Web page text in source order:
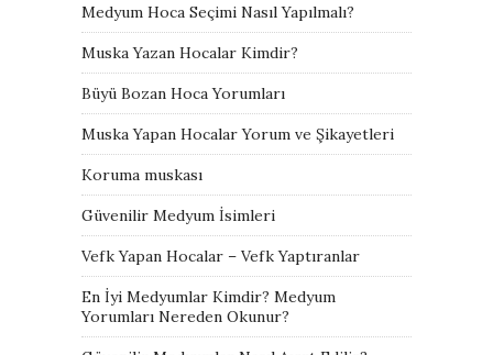
Medyum Hoca Seçimi Nasıl Yapılmalı?
Muska Yazan Hocalar Kimdir?
Büyü Bozan Hoca Yorumları
Muska Yapan Hocalar Yorum ve Şikayetleri
Koruma muskası
Güvenilir Medyum İsimleri
Vefk Yapan Hocalar – Vefk Yaptıranlar
En İyi Medyumlar Kimdir? Medyum
Yorumları Nereden Okunur?